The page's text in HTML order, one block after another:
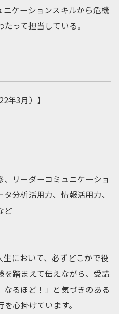
ケーションスキルから危機
って担当している。
年3月）】
リーダーコミュニケーショ
分析活用力、情報活用力、
ど
生において、必ずどこかで役
を踏まえて伝えながら、受講
るほど！」と気づきのある
心掛けています。